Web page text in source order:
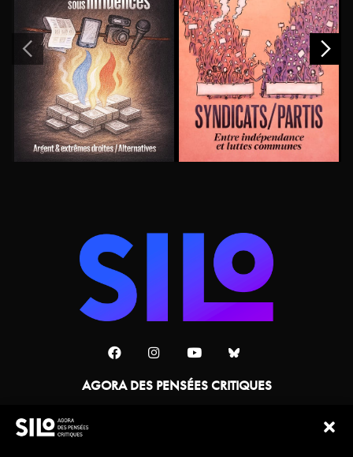
AGORA DES PENSÉES CRITIQUES